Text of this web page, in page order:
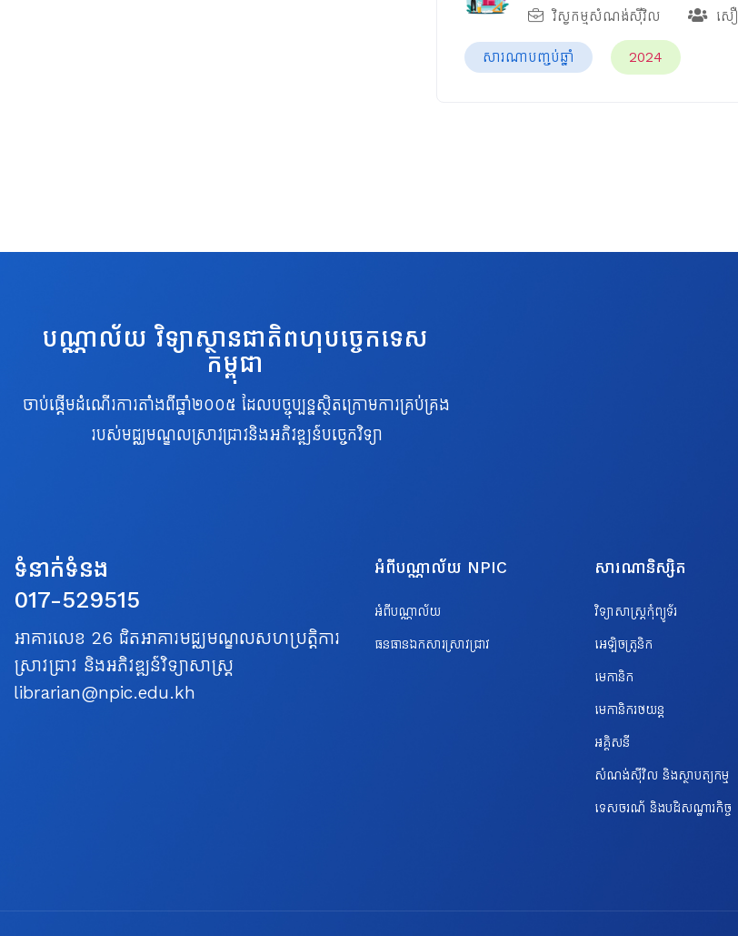
វិស្វកម្មសំណង់ស៊ីវិល សឿ
សារណាបញ្ចប់ឆ្នាំ 2024
បណ្ណាល័យ វិទ្យាស្ថានជាតិពហុបច្ចេកទេស
កម្ពុជា
ចាប់ផ្តើមដំណើរការតាំងពីឆ្នាំ២០០៥ ដែលបច្ចុប្បន្នស្ថិតក្រោមការគ្រប់គ្រង
របស់មជ្ឈមណ្ឌលស្រាវជ្រាវនិងអភិវឌ្ឍន៍បច្ចេកវិទ្យា
ទំនាក់ទំនង
017-529515
អាគារលេខ 26 ជិតអាគារមជ្ឈមណ្ឌលសហប្រត្តិការ
ស្រាវជ្រាវ និងអភិវឌ្ឍន៍វិទ្យាសាស្ត្រ
librarian@npic.edu.kh
អំពីបណ្ណាល័យ NPIC
អំពីបណ្ណាល័យ
ធនធានឯកសារស្រាវជ្រាវ
សារណានិស្សិត
វិទ្យាសាស្ត្រកុំព្យូទ័រ
អេឡិចត្រូនិក
មេកានិក
មេកានិករថយន្ត
អគ្គិសនី
សំណង់ស៊ីវិល និងស្ថាបត្យកម្ម
ទេសចរណ័ និងបដិសណ្ឋារកិច្ច